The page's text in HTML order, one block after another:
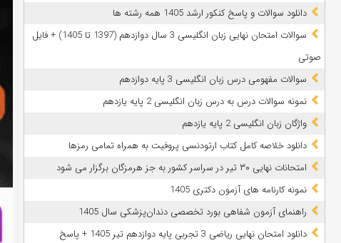
دانلود سوالات و پاسخ کنکور ارشد 1405 همه رشته ها
سوالات امتحان نهایی زبان انگلیسی 3 سال دوازدهم (1397 تا 1405) + فایل
صوتی
سوالات مفهومی درس زبان انگلیسی 3 پایه دوازدهم
نمونه سوالات درس به درس زبان انگلیسی 2 پایه یازدهم
واژگان زبان انگلیسی 2 پایه یازدهم
دانلود خلاصه کامل کتاب ارتودنسی پروفیت به همراه تمامی رمزها
امتحانات نهایی ۳۰ تیر در سراسر کشور به جز هرمزگان برگزار می شود
نمونه کارنامه های آزمون دکتری 1405
راهنمای آزمون شفاهی بورد تخصصی دندان‌پزشکی سال 1405
دانلود امتحان نهایی ریاضی 3 تجربی پایه دوازدهم تیر 1405 + پاسخ